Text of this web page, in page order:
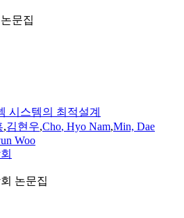
문집
시스템의 최적설계
,김현우,Cho, Hyo Nam,Min, Dae
Woo
논문집